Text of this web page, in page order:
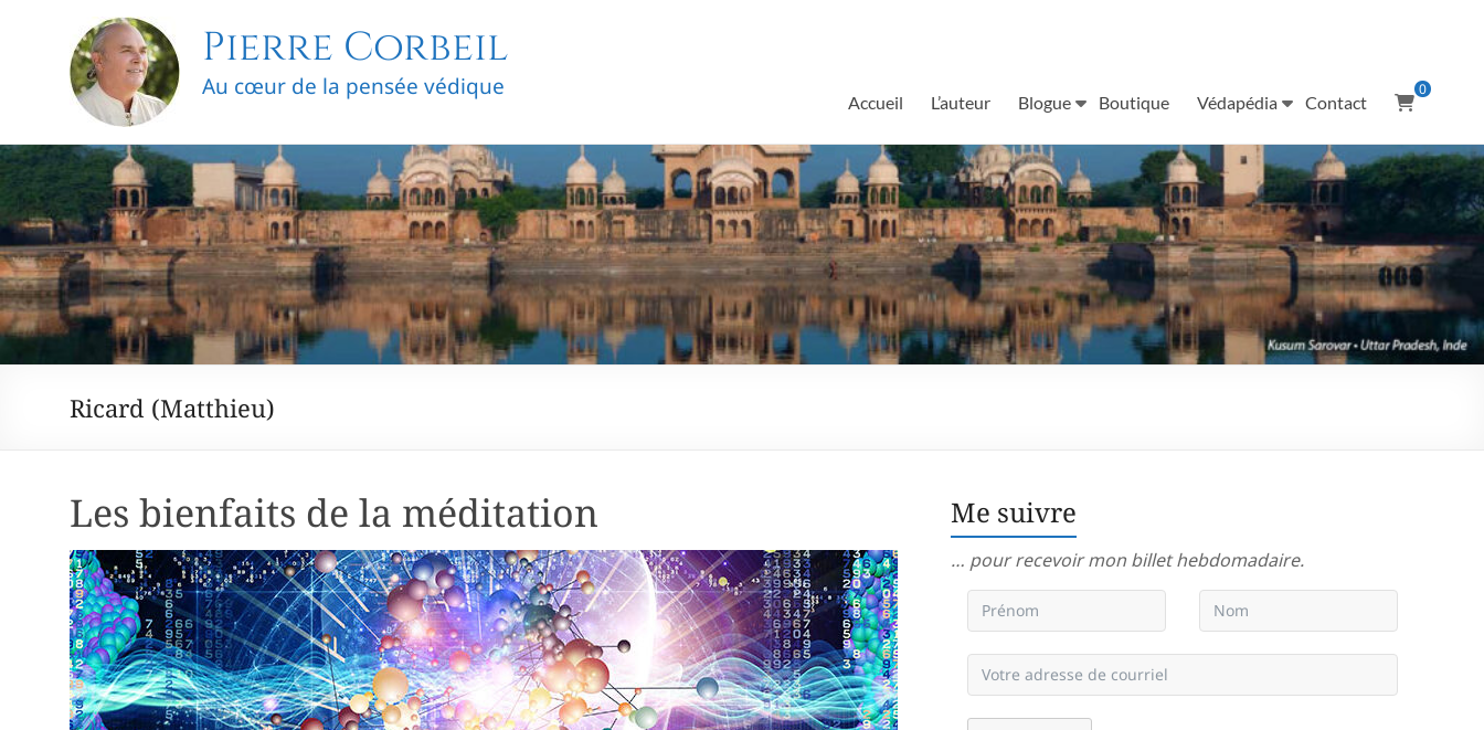
Pierre Corbeil
Au cœur de la pensée védique 0
Accueil L’auteur Blogue Boutique Védapédia Contact
Ricard (Matthieu)
Les bienfaits de la méditation Me suivre
… pour recevoir mon billet hebdomadaire.